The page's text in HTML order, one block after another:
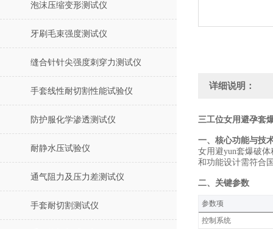
泡沫压缩变形测试仪
牙刷毛束强度测试仪
缝合针针尖强度刺穿力测试仪
手套线性耐切割性能试验仪
防护服化学渗透测试仪
耐静水压试验仪
通气阻力及压力差测试仪
手套耐切割测试仪
详细说明：
三工位女用避孕套
一、核心功能与技
女用避yun套爆破
和功能设计需符合
‌二、关键参数
‌参数项‌
控制系统